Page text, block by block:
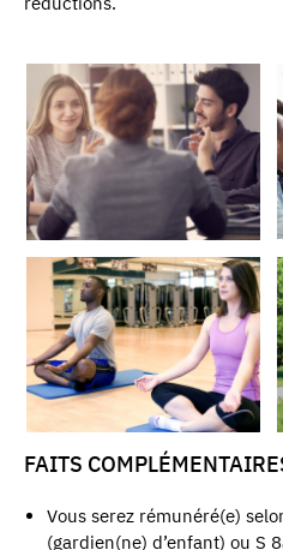
FAITS
Vous serez rémunéré(e)
(gardien(ne) d’enfant) ou S